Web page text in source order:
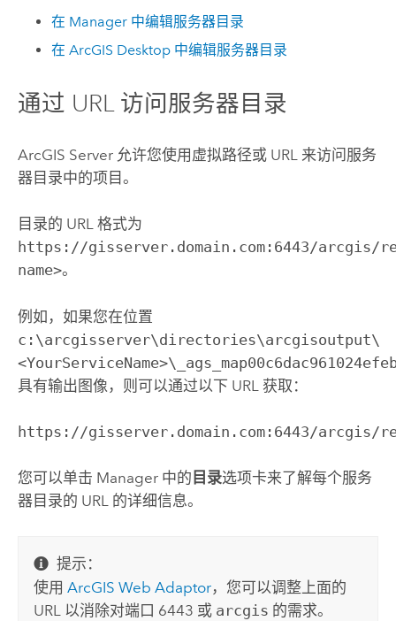
在 Manager 中编辑服务器目录
在ArcGIS Desktop 中编辑服务器目录
通过 URL 访问服务器目录
ArcGIS Server允许您使用虚拟路径或 URL 来访问服务
器目录中的项目。
目录的 URL 格式为
https://gisserver.domain.com:6443/
name>。
例如，如果您在位置
c:\arcgisserver\directories\arcgisoutput\
具有输出图像，则可以通过以下 URL 获取：
https://gisserver.domain.com:6443/arcgis/
您可以单击 Manager 中的 目录选项卡来了解每个服务
器目录的 URL 的详细信息。
提示：
使用ArcGIS Web Adaptor，您可以调整上面的
URL 以消除对端口 6443 或 arcgis 的需求。